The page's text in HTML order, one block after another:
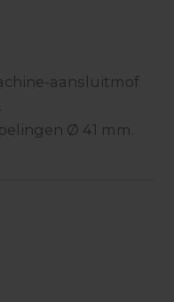
aansluitmof
Ø 41 mm.